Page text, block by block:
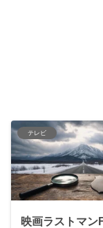
テレビ
映画ラストマン